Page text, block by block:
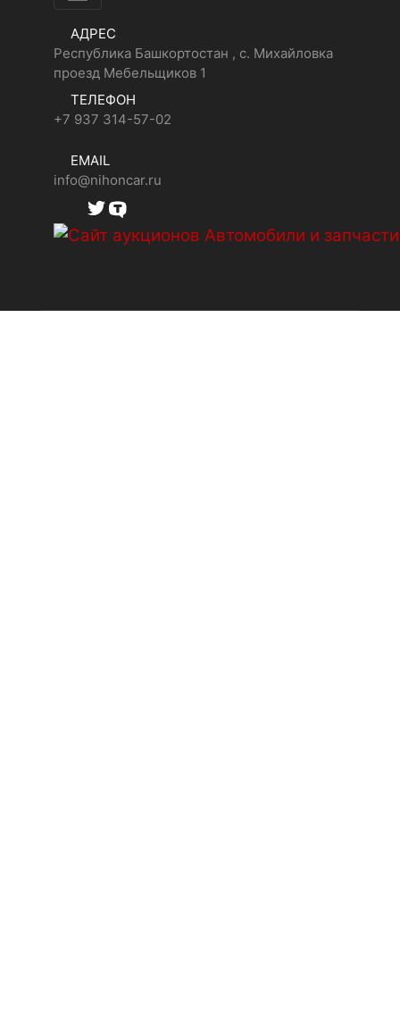
АДРЕС
Республика Башкортостан , с. Михайловка
проезд Мебельщиков 1
ТЕЛЕФОН
+7 937 314-57-02
EMAIL
info@nihoncar.ru